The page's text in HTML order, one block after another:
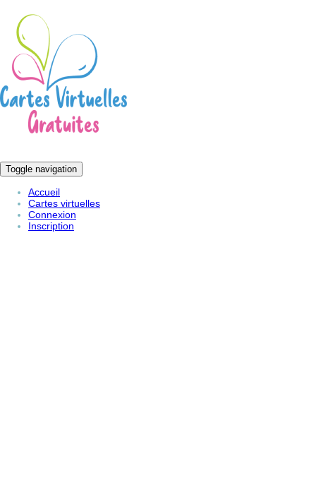
Toggle navigation
Accueil
Cartes virtuelles
Connexion
Inscription